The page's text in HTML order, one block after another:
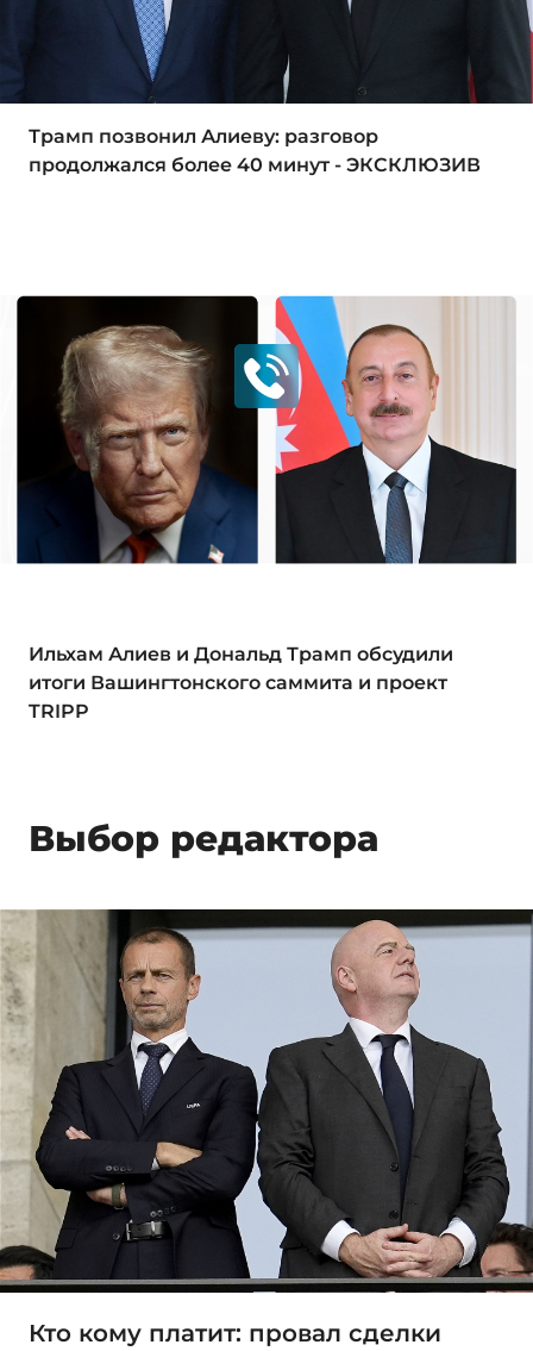
Трамп позвонил Алиеву: разговор
продолжался более 40 минут - ЭКСКЛЮЗИВ
Ильхам Алиев и Дональд Трамп обсудили
итоги Вашингтонского саммита и проект
TRIPP
Выбор редактора
Кто кому платит: провал сделки